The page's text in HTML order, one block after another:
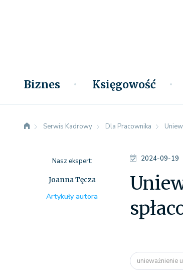
Biznes Księgowość
Serwis Kadrowy Dla Pracownika
2024-09-19
unieważnienie
Nasz ekspert:
Joanna Tęcza
Artykuły autora